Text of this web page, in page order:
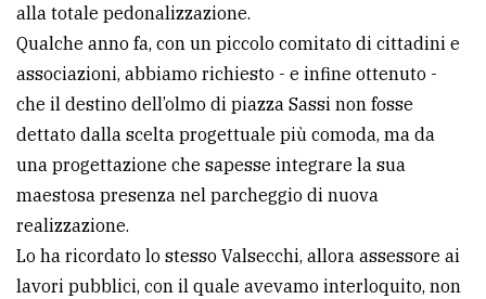
alla totale pedonalizzazione.
Qualche anno fa, con un piccolo comitato di cittadini e
associazioni, abbiamo richiesto - e infine ottenuto -
che il destino dell’olmo di piazza Sassi non fosse
dettato dalla scelta progettuale più comoda, ma da
una progettazione che sapesse integrare la sua
maestosa presenza nel parcheggio di nuova
realizzazione.
Lo ha ricordato lo stesso Valsecchi, allora assessore ai
lavori pubblici, con il quale avevamo interloquito, non